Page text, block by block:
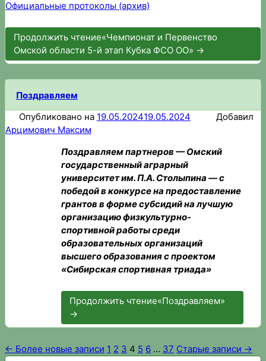
Официальные протоколы (архив)
Продолжить чтение«Чемпионат и Первенство
Омской области 5-й этап Кубка ФСО ОО» →
Поздравляем
Опубликовано на 19.05.202419.05.2024
Добавил
Арцимович Максим
Поздравляем партнеров — Омский
государственный аграрный
университет им. П.А. Столыпина — с
победой в конкурсе на предоставление
грантов в форме субсидий на лучшую
организацию физкультурно-
спортивной работы среди
образовательных организаций
высшего образования с проектом
«Сибирская спортивная триада»
Продолжить чтение«Поздравляем»
→
Пагинация
← Более новые записи 1 2 3 4 5 6 … 37 Старые записи →